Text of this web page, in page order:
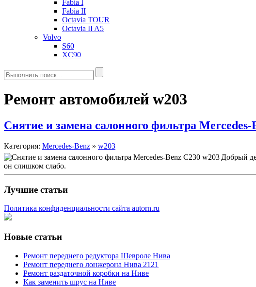
Fabia I
Fabia II
Octavia TOUR
Octavia II A5
Volvo
S60
XC90
Ремонт автомобилей w203
Снятие и замена салонного фильтра Mercedes-
Категория: Mercedes-Benz » w203
Добрый
он слишком слабо.
Лучшие статьи
Политика конфиденциальности сайта autorn.ru
Новые статьи
Ремонт переднего редуктора Шевроле Нива
Ремонт переднего лонжерона Нива 2121
Ремонт раздаточной коробки на Ниве
Как заменить шрус на Ниве